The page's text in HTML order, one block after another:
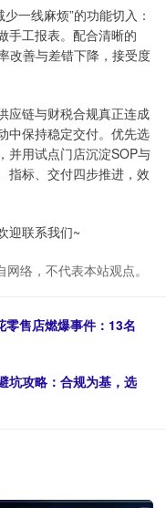
一线麻烦”的功能切入：
手工报表。配合清晰的
改善与差错下降，接受度
应链与财税合规真正连成
中保持稳定交付。优先选
并用试点门店沉淀SOP与
指标、交付四步推进，效
迎联系我们~
络，不代表本站观点。
售店燃爆事件：13名
坑攻略：合规为基，选